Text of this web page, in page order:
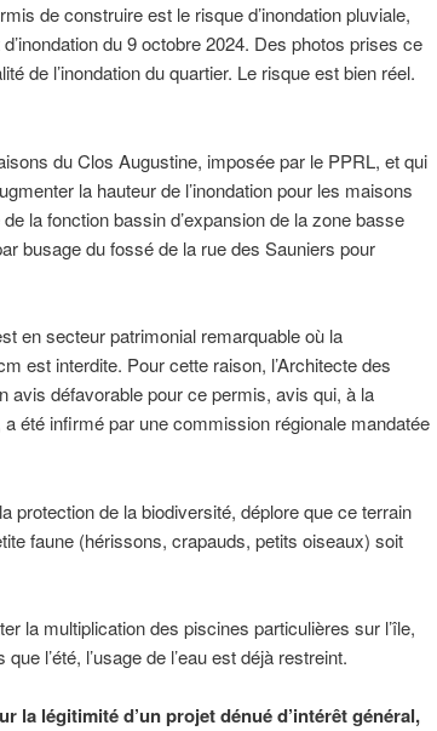
de construire est le risque d’inondation pluviale,
du 9 octobre 2024. Des photos prises ce
de l’inondation du quartier. Le risque est bien réel.
du Clos Augustine, imposée par le PPRL, et qui
la hauteur de l’inondation pour les maisons
la fonction bassin d’expansion de la zone basse
busage du fossé de la rue des Sauniers pour
en secteur patrimonial remarquable où la
est interdite. Pour cette raison, l’Architecte des
avis défavorable pour ce permis, avis qui, à la
été infirmé par une commission régionale mandatée
protection de la biodiversité, déplore que ce terrain
faune (hérissons, crapauds, petits oiseaux) soit
la multiplication des piscines particulières sur l’île,
l’été, l’usage de l’eau est déjà restreint.
la légitimité d’un projet dénué d’intérêt général,